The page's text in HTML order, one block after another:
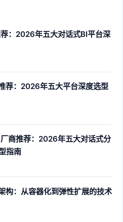
：2026年五大对话式BI平台深
荐：2026年五大平台深度选型
商推荐：2026年五大对话式分
指南
构：从容器化到弹性扩展的技术